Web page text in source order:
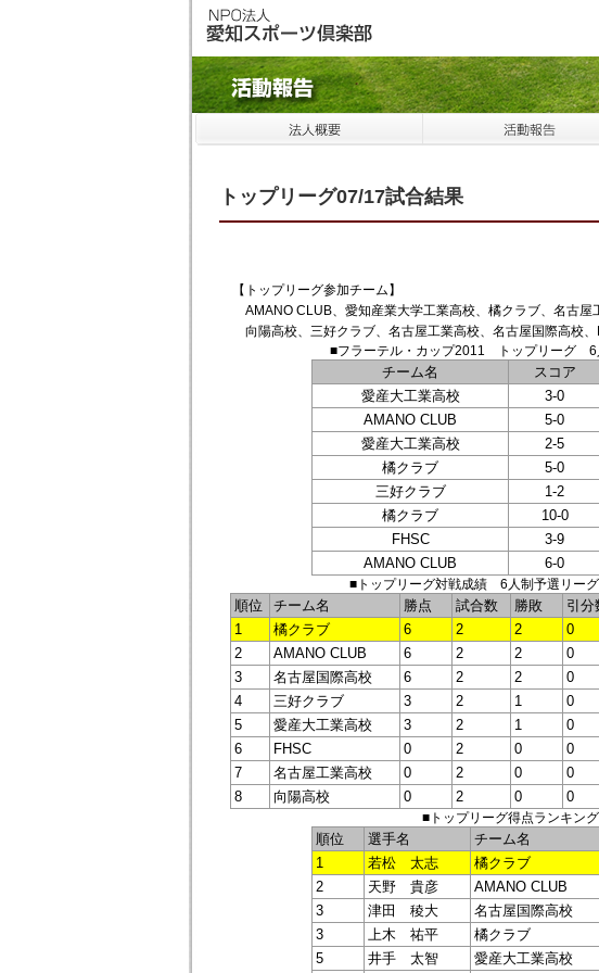
トップリーグ07/17試合結果
【トップリーグ参加チーム】
AMANO CLUB、愛知産業大学工業高校、橘クラブ、名古屋
向陽高校、三好クラブ、名古屋工業高校、名古屋国際高校、
■フラーテル・カップ2011 トップリーグ
チーム名 スコア
愛産大工業高校
3-0
AMANO CLUB
5-0
愛産大工業高校
2-5
橘クラブ
5-0
三好クラブ
1-2
橘クラブ
10-0
FHSC
3-9
AMANO CLUB
6-0
■トップリーグ対戦成績 6人制予選リ
順位 チーム名 勝点 試合数 勝敗 引分
1
橘クラブ 6 2 2 0
2
AMANO CLUB 6 2 2 0
3
名古屋国際高校 6 2 2 0
4
三好クラブ 3 2 1 0
5
愛産大工業高校 3 2 1 0
6
FHSC 0 2 0 0
7
名古屋工業高校 0 2 0 0
8
向陽高校 0 2 0 0
■トップリーグ得点ランキン
順位 選手名 チーム名
1
若松 太志 橘クラブ
2
天野 貴彦 AMANO CLUB
3
津田 稜大 名古屋国際高校
3
上木 祐平 橘クラブ
5
井手 太智 愛産大工業高校